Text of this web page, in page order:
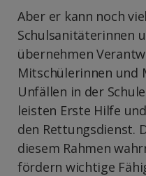
Aber er kann noch
Schulsanitäterinnen
übernehmen
Mitschülerinnen und
Unfällen in der
leisten Erste Hilfe
den Rettungsdienst.
diesem Rahmen
fördern wichtige